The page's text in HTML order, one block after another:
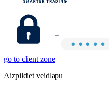
go to client zone
Aizpildiet veidlapu